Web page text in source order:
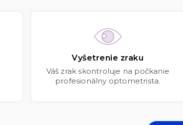
Vyšetrenie zraku
Váš zrak skontroluje na počkanie
profesionálny optometrista.